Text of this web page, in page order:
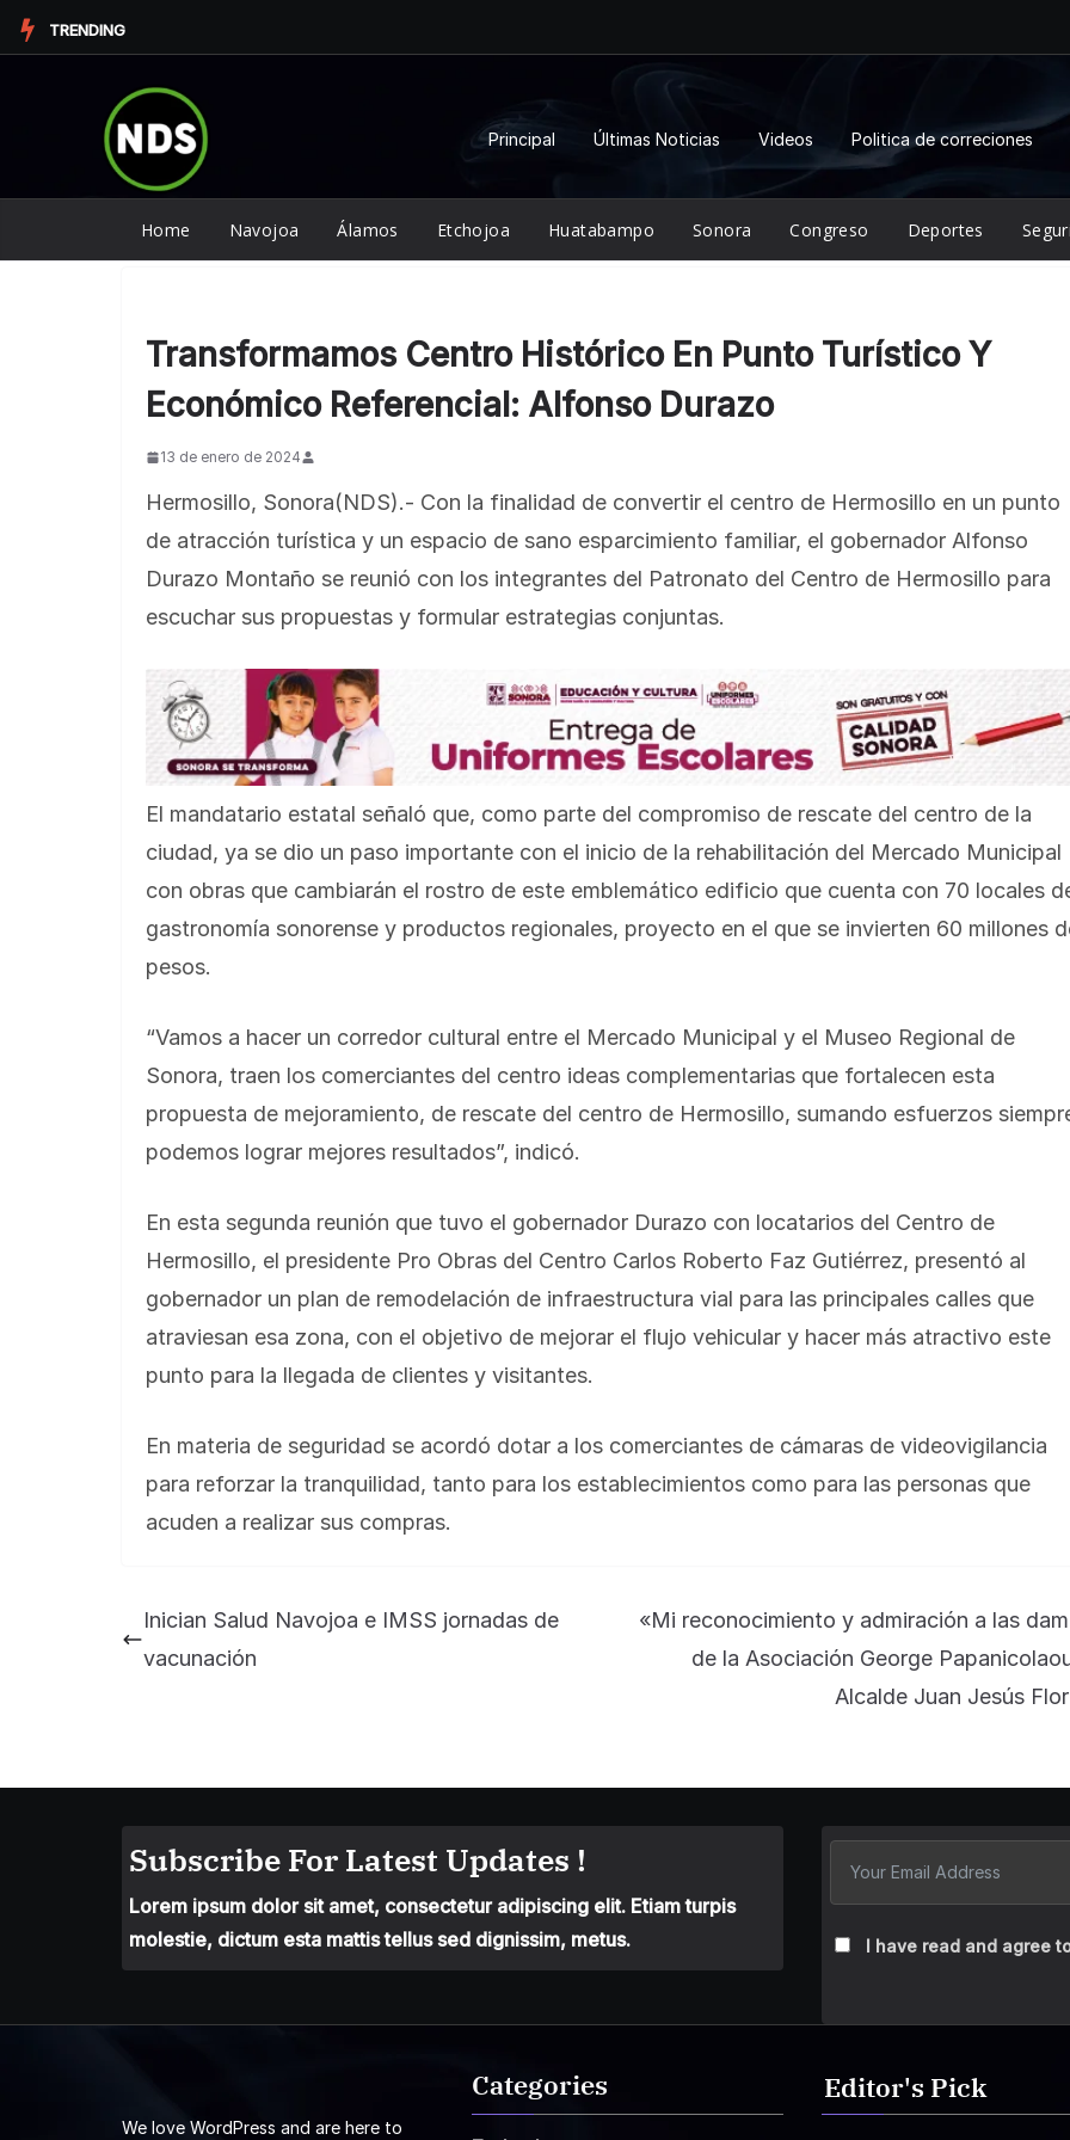
Saltar
al
TRENDING
Principal Últimas Noticias Videos Politica de correciones
Home Navojoa Álamos Etchojoa Huatabampo Sonora Congreso Deportes
Transformamos Centro Histórico En Punto Turístico Y
Económico Referencial: Alfonso Durazo
13 de enero de 2024
Hermosillo, Sonora(NDS).- Con la finalidad de convertir el centro de Hermosillo en un punto
de atracción turística y un espacio de sano esparcimiento familiar, el gobernador Alfonso
Durazo Montaño se reunió con los integrantes del Patronato del Centro de Hermosillo para
escuchar sus propuestas y formular estrategias conjuntas.
El mandatario estatal señaló que, como parte del compromiso de rescate del centro de la
ciudad, ya se dio un paso importante con el inicio de la rehabilitación del Mercado Municipal
con obras que cambiarán el rostro de este emblemático edificio que cuenta con 70 locales
gastronomía sonorense y productos regionales, proyecto en el que se invierten 60 millones
pesos.
“Vamos a hacer un corredor cultural entre el Mercado Municipal y el Museo Regional de
Sonora, traen los comerciantes del centro ideas complementarias que fortalecen esta
propuesta de mejoramiento, de rescate del centro de Hermosillo, sumando esfuerzos
podemos lograr mejores resultados”, indicó.
En esta segunda reunión que tuvo el gobernador Durazo con locatarios del Centro de
Hermosillo, el presidente Pro Obras del Centro Carlos Roberto Faz Gutiérrez, presentó al
gobernador un plan de remodelación de infraestructura vial para las principales calles que
atraviesan esa zona, con el objetivo de mejorar el flujo vehicular y hacer más atractivo este
punto para la llegada de clientes y visitantes.
En materia de seguridad se acordó dotar a los comerciantes de cámaras de videovigilancia
para reforzar la tranquilidad, tanto para los establecimientos como para las personas que
acuden a realizar sus compras.
Inician Salud Navojoa e IMSS jornadas de
vacunación
«Mi reconocimiento y admiración a las
de la Asociación George
Alcalde Juan Jesús
Subscribe For Latest Updates !
Lorem ipsum dolor sit amet, consectetur adipiscing elit. Etiam turpis
molestie, dictum esta mattis tellus sed dignissim, metus.
I have read and agree
We love WordPress and are here to
Categories Editor's Pick